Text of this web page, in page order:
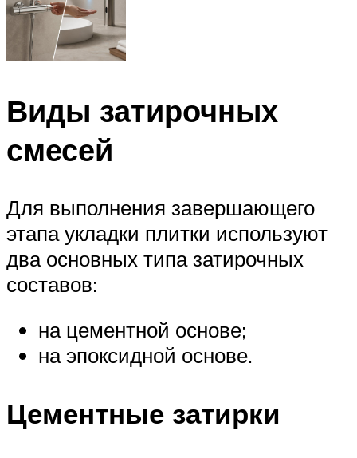
Виды затирочных
смесей
Для выполнения завершающего
этапа укладки плитки используют
два основных типа затирочных
составов:
на цементной основе;
на эпоксидной основе.
Цементные затирки